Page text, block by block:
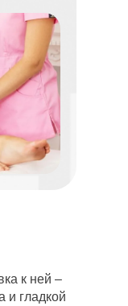
к ней –
и гладкой